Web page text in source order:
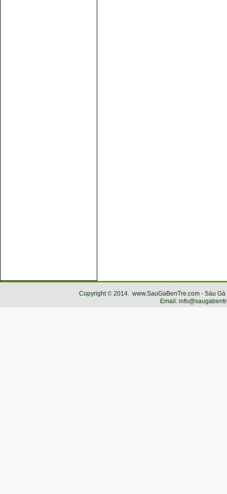
Copyright© 2014. www.SauGaBenTre.com - Sáu
Email: